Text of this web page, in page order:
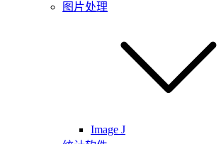
图片处理
Image J